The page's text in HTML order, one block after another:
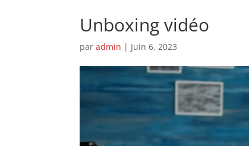
Unboxing vidéo
paradmin | Juin 6, 2023